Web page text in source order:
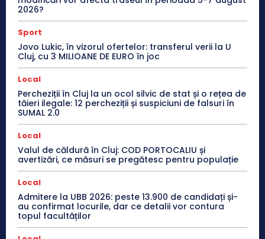
2026?
Sport
Jovo Lukic, în vizorul ofertelor: transferul verii la U
Cluj, cu 3 MILIOANE DE EURO în joc
Local
Percheziții în Cluj la un ocol silvic de stat și o rețea de
tăieri ilegale: 12 percheziții și suspiciuni de falsuri în
SUMAL 2.0
Local
Valul de căldură în Cluj: COD PORTOCALIU și
avertizări, ce măsuri se pregătesc pentru populație
Local
Admitere la UBB 2026: peste 13.900 de candidați și-
au confirmat locurile, dar ce detalii vor contura
topul facultăților